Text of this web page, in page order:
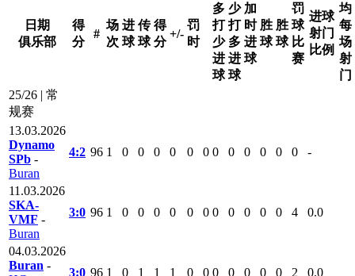
日期
俱乐部
得
分
#
场
次
进
球
传
球
得
分
+/-
罚
时
多
打
少
进
球
少
打
多
进
球
加
时
进
球
胜
球
胜
球
罚
球
比
赛
进球
射门
比例
均
每
场
射
门
25/26 | 常
规赛
13.03.2026
Dynamo
SPb -
Buran
4:2 96 1 0 0 0 0 0 0 0 0 0 0 0 0 -
11.03.2026
SKA-
VMF -
Buran
3:0 96 1 0 0 0 0 0 0 0 0 0 0 0 4 0.0
04.03.2026
Buran -
3:0 96 1 0 1 1 1 0 0 0 0 0 0 0 2 0.0